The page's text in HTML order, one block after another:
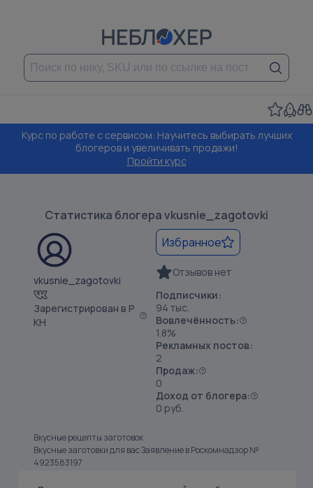
Курс по работе с сервисом: Научитесь выбирать лучших
блогеров и увеличивать продажи!
Пройти курс
Статистика блогераvkusnie_zagotovki
vkusnie_zagotovki
Зарегистрирован в Р
КН
Отзывов нет
Избранное
Вкусные рецепты заготовок
Вкусные заготовки для вас Заявление в Роскомнадзор №
4923583197
Подписчики:
94 тыс.
Вовлечённость:
1.8%
Рекламных постов:
2
Продаж:
0
Доход от блогера:
0 руб.